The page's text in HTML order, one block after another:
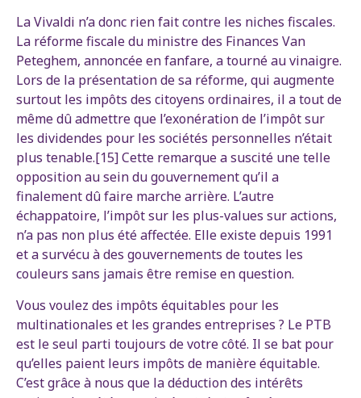
La Vivaldi n’a donc rien fait contre les niches fiscales.
La réforme fiscale du ministre des Finances Van
Peteghem, annoncée en fanfare, a tourné au vinaigre.
Lors de la présentation de sa réforme, qui augmente
surtout les impôts des citoyens ordinaires, il a tout de
même dû admettre que l’exonération de l’impôt sur
les dividendes pour les sociétés personnelles n’était
plus tenable.[15] Cette remarque a suscité une telle
opposition au sein du gouvernement qu’il a
finalement dû faire marche arrière. L’autre
échappatoire, l’impôt sur les plus-values sur actions,
n’a pas non plus été affectée. Elle existe depuis 1991
et a survécu à des gouvernements de toutes les
couleurs sans jamais être remise en question.
Vous voulez des impôts équitables pour les
multinationales et les grandes entreprises ? Le PTB
est le seul parti toujours de votre côté. Il se bat pour
qu’elles paient leurs impôts de manière équitable.
C’est grâce à nous que la déduction des intérêts